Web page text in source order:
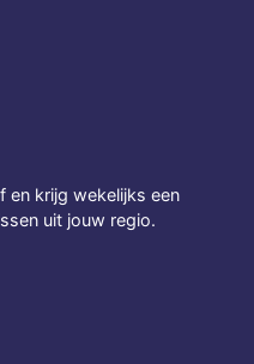
en krijg wekelijks een
uit jouw regio.